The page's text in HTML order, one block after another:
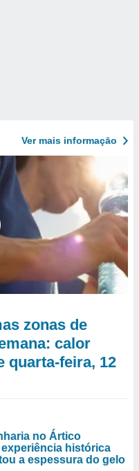
Ver mais informaçāo
zonas de
calor
quarta-feira, 12
no Ártico
histórica
a espessura do gelo